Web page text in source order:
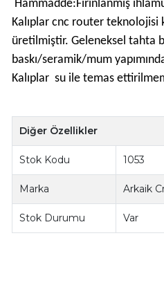
Hammadde:Fırınlanmış
Kalıplar cnc router teknolojisi
üretilmiştir. Geleneksel tahta
baskı/seramik/mum
Kalıplar su ile temas
Diğer Özellikler
Stok Kodu 1053
Marka Arkaik
Stok Durumu Var